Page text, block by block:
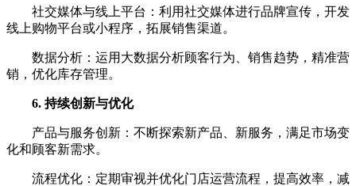
社交媒体与线上平台：利用社交媒体进行品牌宣传，开发
线上购物平台或小程序，拓展销售渠道。
数据分析：运用大数据分析顾客行为、销售趋势，精准营
销，优化库存管理。
6. 持续创新与优化
产品与服务创新：不断探索新产品、新服务，满足市场变
化和顾客新需求。
流程优化：定期审视并优化门店运营流程，提高效率，减